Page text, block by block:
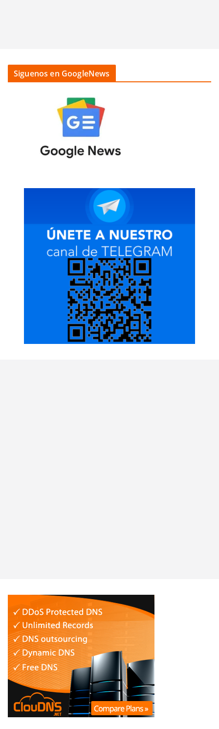
Siguenos en GoogleNews